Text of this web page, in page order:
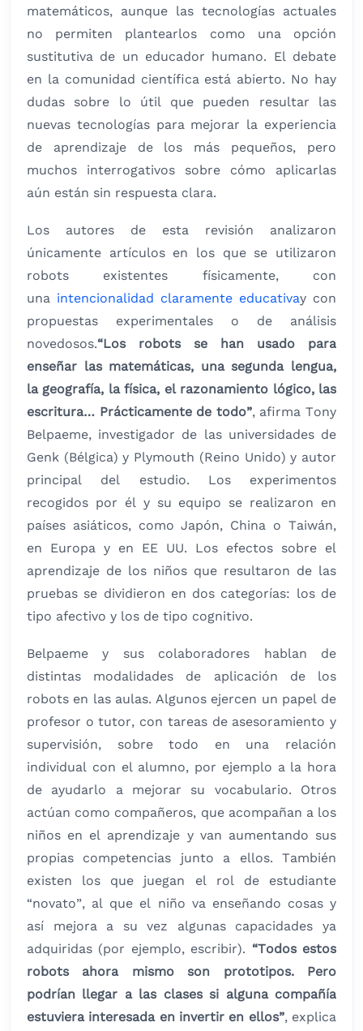
matemáticos, aunque las tecnologías actuales
no permiten plantearlos como una opción
sustitutiva de un educador humano. El debate
en la comunidad científica está abierto. No hay
dudas sobre lo útil que pueden resultar las
nuevas tecnologías para mejorar la experiencia
de aprendizaje de los más pequeños, pero
muchos interrogativos sobre cómo aplicarlas
aún están sin respuesta clara.
Los autores de esta revisión analizaron
únicamente artículos en los que se utilizaron
robots existentes físicamente, con
una intencionalidad claramente educativay con
propuestas experimentales o de análisis
novedosos.“Los robots se han usado para
enseñar las matemáticas, una segunda lengua,
la geografía, la física, el razonamiento lógico, las
escritura… Prácticamente de todo”, afirma Tony
Belpaeme, investigador de las universidades de
Genk (Bélgica) y Plymouth (Reino Unido) y autor
principal del estudio. Los experimentos
recogidos por él y su equipo se realizaron en
países asiáticos, como Japón, China o Taiwán,
en Europa y en EE UU. Los efectos sobre el
aprendizaje de los niños que resultaron de las
pruebas se dividieron en dos categorías: los de
tipo afectivo y los de tipo cognitivo.
Belpaeme y sus colaboradores hablan de
distintas modalidades de aplicación de los
robots en las aulas. Algunos ejercen un papel de
profesor o tutor, con tareas de asesoramiento y
supervisión, sobre todo en una relación
individual con el alumno, por ejemplo a la hora
de ayudarlo a mejorar su vocabulario. Otros
actúan como compañeros, que acompañan a los
niños en el aprendizaje y van aumentando sus
propias competencias junto a ellos. También
existen los que juegan el rol de estudiante
“novato”, al que el niño va enseñando cosas y
así mejora a su vez algunas capacidades ya
adquiridas (por ejemplo, escribir). “Todos estos
robots ahora mismo son prototipos. Pero
podrían llegar a las clases si alguna compañía
estuviera interesada en invertir en ellos”, explica